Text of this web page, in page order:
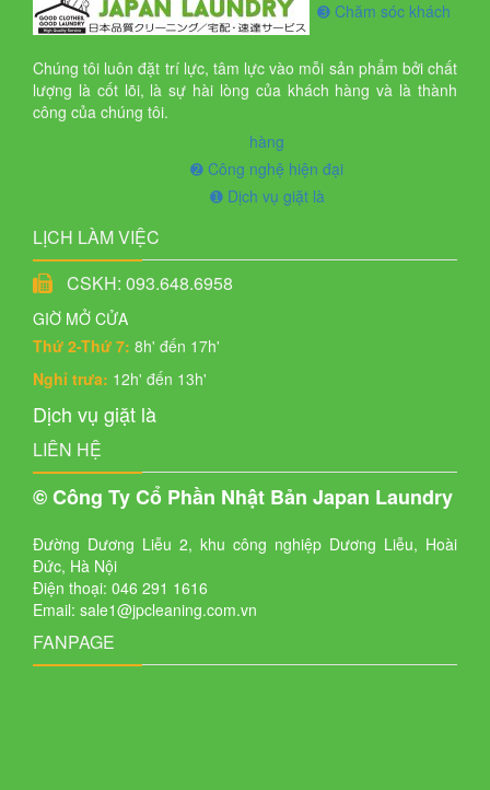
Chúng tôi luôn đặt trí lực, tâm lực vào mỗi sản phẩm bởi chất
lượng là cốt lõi, là sự hài lòng của khách hàng và là thành
công của chúng tôi.
➌ Chăm sóc khách
hàng
➋ Công nghệ hiện đại
➊ Dịch vụ giặt là
LỊCH LÀM VIỆC
CSKH: 093.648.6958
GIỜ MỞ CỬA
Thứ 2-Thứ 7: 8h' đến 17h'
Nghỉ trưa: 12h' đến 13h'
Dịch vụ giặt là
LIÊN HỆ
© Công Ty Cổ Phần Nhật Bản Japan Laundry
Đường Dương Liễu 2, khu công nghiệp Dương Liễu, Hoài
Đức, Hà Nội
Điện thoại: 046 291 1616
Email: sale1@jpcleaning.com.vn
FANPAGE